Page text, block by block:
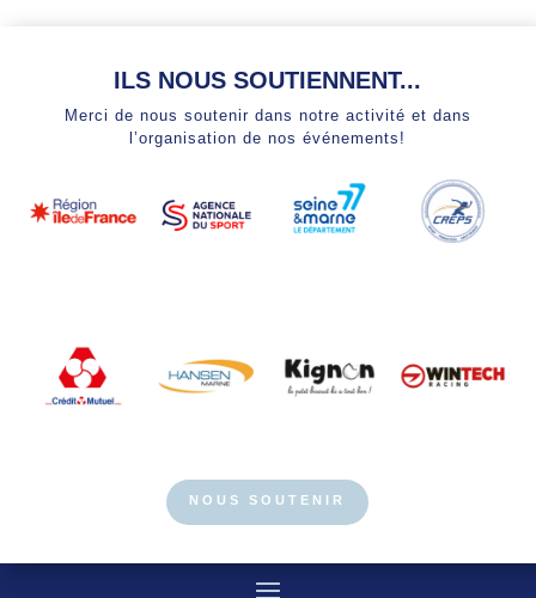
ILS NOUS SOUTIENNENT...
Merci de nous soutenir dans notre activité et dans
l’organisation de nos événements!
NOUS SOUTENIR